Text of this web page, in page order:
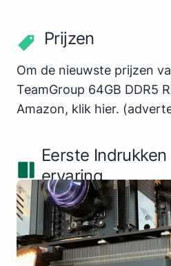
Prijzen
Om de nieuwste prijzen
TeamGroup 64GB DDR5
Amazon, klik hier.
Eerste
ervaring